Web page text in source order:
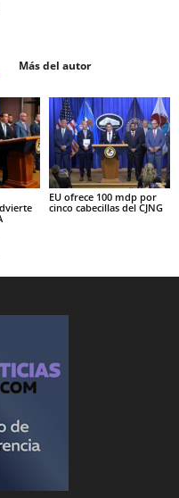
Más del autor
EU ofrece 100 mdp por
cinco cabecillas del CJNG